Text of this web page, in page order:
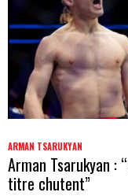
ARMAN TSARUKYAN
Arman Tsarukyan :
titre chutent”